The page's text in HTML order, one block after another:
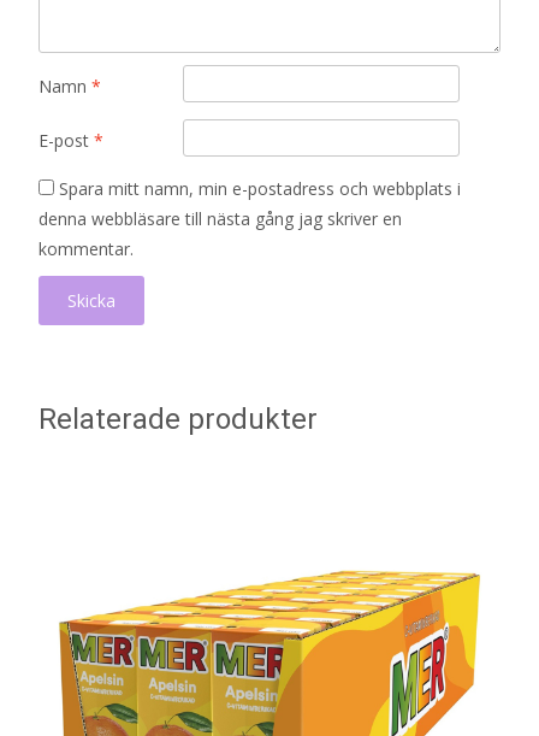
Namn *
E-post *
Spara mitt namn, min e-postadress och webbplats i
denna webbläsare till nästa gång jag skriver en
kommentar.
Relaterade produkter